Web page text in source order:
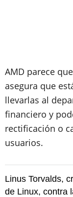
AMD parece
asegura que
llevarlas al
financiero y
rectificación o
usuarios.
Linus Torvalds,
de Linux, contra